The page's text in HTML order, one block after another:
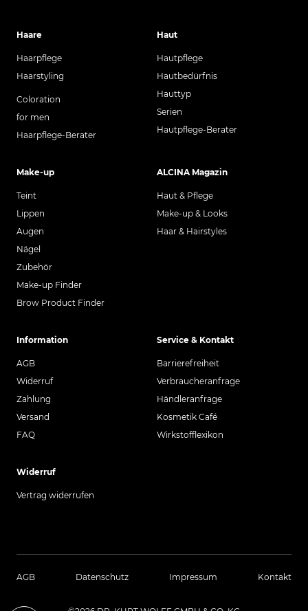
Haare
Haarpflege
Haarstyling
Coloration
for men
Haarpflege-Berater
Haut
Hautpflege
Hautbedürfnis
Hauttyp
Serien
Hautpflege-Berater
Make-up
Teint
Lippen
Augen
Nägel
Zubehör
Make-up Finder
Brow Product Finder
ALCINA Magazin
Haut & Pflege
Make-up & Looks
Haar & Hairstyles
Information
AGB
Widerruf
Zahlung
Versand
FAQ
Service & Kontakt
Barrierefreiheit
Verbraucheranfrage
Händleranfrage
Kosmetik Café
Wirkstofflexikon
Widerruf
Vertrag widerrufen
AGB Datenschutz Impressum Kontakt